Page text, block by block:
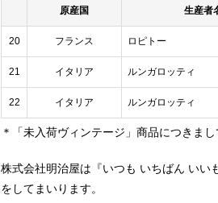
原産国 生産者
20 フランス ロピトー
21 イタリア ルンガロッティ
22 イタリア ルンガロッティ
＊「未入荷ヴィンテージ」商品につきま
株式会社明治屋は『いつも いちばん いい
をしてまいります。